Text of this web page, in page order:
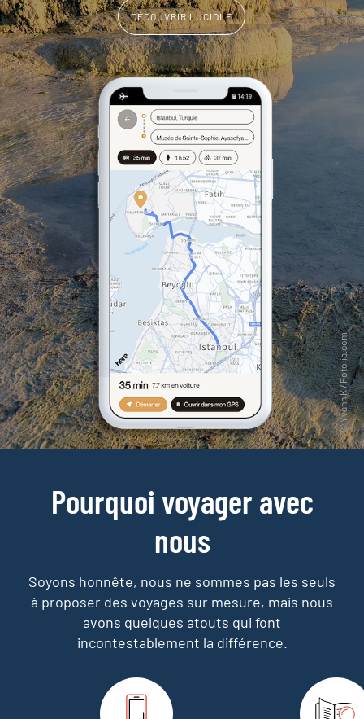
DÉCOUVRIR LUCIOLE
Pourquoi voyager avec
nous
Soyons honnête, nous ne sommes pas les seuls
à proposer des voyages sur mesure, mais nous
avons quelques atouts qui font
incontestablement la différence.